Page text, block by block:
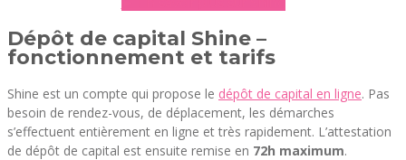
Dépôt de capital Shine –
fonctionnement et tarifs
Shine est un compte qui propose le dépôt de capital en ligne. Pas
besoin de rendez-vous, de déplacement, les démarches
s’effectuent entièrement en ligne et très rapidement. L’attestation
de dépôt de capital est ensuite remise en 72h maximum.